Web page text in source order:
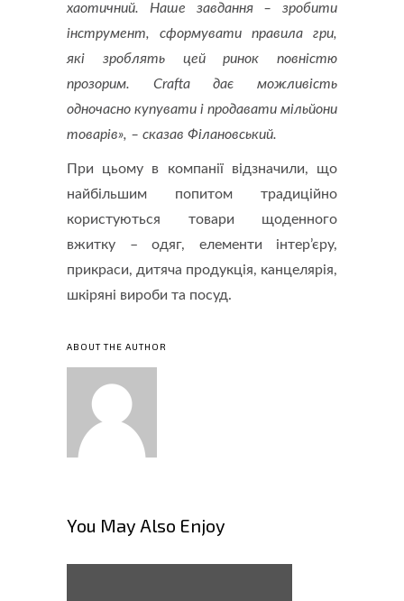
хаотичний. Наше завдання – зробити
інструмент, сформувати правила гри,
які зроблять цей ринок повністю
прозорим. Crafta дає можливість
одночасно купувати і продавати мільйони
товарів», – сказав Філановський.
При цьому в компанії відзначили, що
найбільшим попитом традиційно
користуються товари щоденного
вжитку – одяг, елементи інтер’єру,
прикраси, дитяча продукція, канцелярія,
шкіряні вироби та посуд.
ABOUT THE AUTHOR
You May Also Enjoy